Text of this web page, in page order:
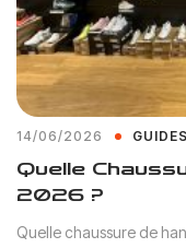
14/06/2026
Quelle
2026 ?
Quelle chaussure de